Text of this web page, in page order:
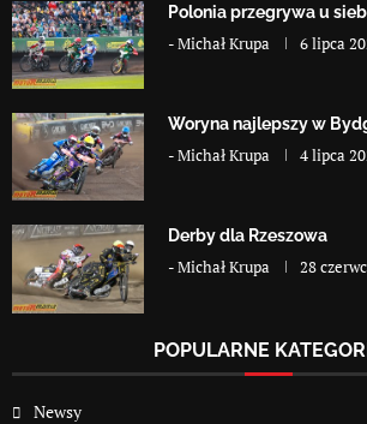
Polonia przegrywa u
-Michał Krupa 6 lipca
Woryna najlepszy w
-Michał Krupa 4 lipca
Derby dla Rzeszowa
-Michał Krupa 28
POPULARNE
Newsy